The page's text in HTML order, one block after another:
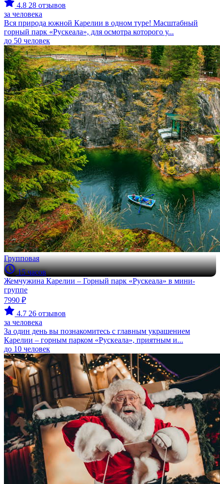
4.8 28 отзывов
за человека
Вся природа южной Карелии в одном туре! Масштабный
горный парк «Рускеала», для осмотра которого у...
до 50 человек
Групповая
15 часов
Жемчужина Карелии – Горный парк «Рускеала» в мини-
группе
7990 ₽
4.7 26 отзывов
за человека
За один день вы познакомитесь с главным украшением
Карелии – горным парком «Рускеала», приятным и...
до 10 человек